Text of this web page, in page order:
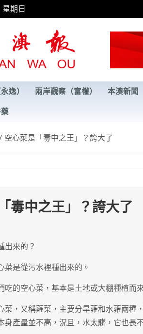
期日
逸） 兩岸觀察（富權） 本澳新聞
空心菜是「毒中之王」？誇大了
毒中之王」？誇大了
出來的？
菜是從污水裡種出來的。
吃的空心菜，基本是土地或大棚種植而
菜，又稱蕹菜，主要分旱蕹和水蕹兩種
身產量並不高，況且，水太髒，它也長